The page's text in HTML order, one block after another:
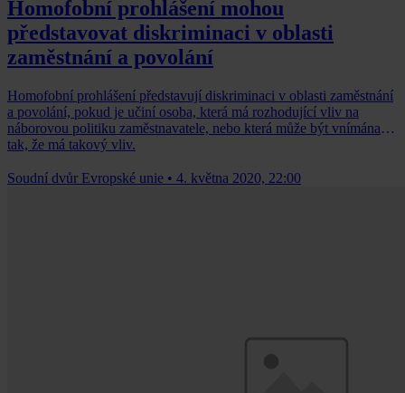
Homofobní prohlášení mohou
představovat diskriminaci v oblasti
zaměstnání a povolání
Homofobní prohlášení představují diskriminaci v oblasti zaměstnání
a povolání, pokud je učiní osoba, která má rozhodující vliv na
náborovou politiku zaměstnavatele, nebo která může být vnímána
tak, že má takový vliv.
Soudní dvůr Evropské unie • 4. května 2020, 22:00